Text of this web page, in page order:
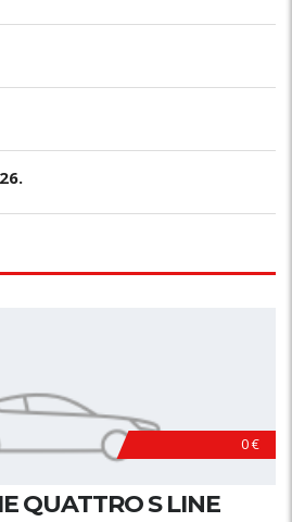
0 €
QUATTRO S LINE